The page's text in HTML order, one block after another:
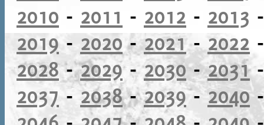
2010 - 2011 - 2012 - 2013
2019-2020-2021- 2022
2028-2029-2030-2031
2037 - 2038-2039-2040